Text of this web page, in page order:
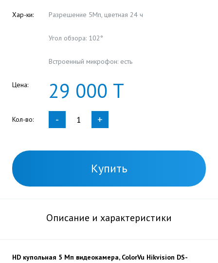
Хар-ки: Разрешение 5Мп, цветная 24 ч
Угол обзора: 102°
Встроенный микрофон: есть
Цена: 29 000 Т
Кол-во: - +
Купить
Описание и характеристики
HD купольная 5 Мп видеокамера, ColorVu Hikvision DS-